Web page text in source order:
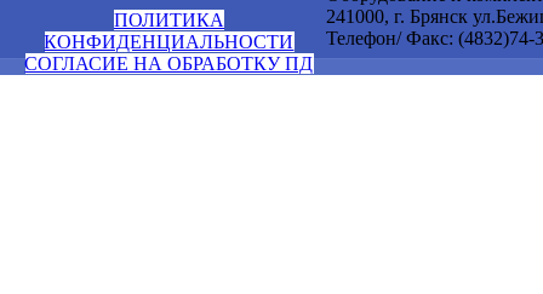
ПОЛИТИКА
КОНФИДЕНЦИАЛЬНОСТИ
СОГЛАСИЕ НА ОБРАБОТКУ ПД
241000, г. Брянск
Телефон/ Факс: (4832)74-